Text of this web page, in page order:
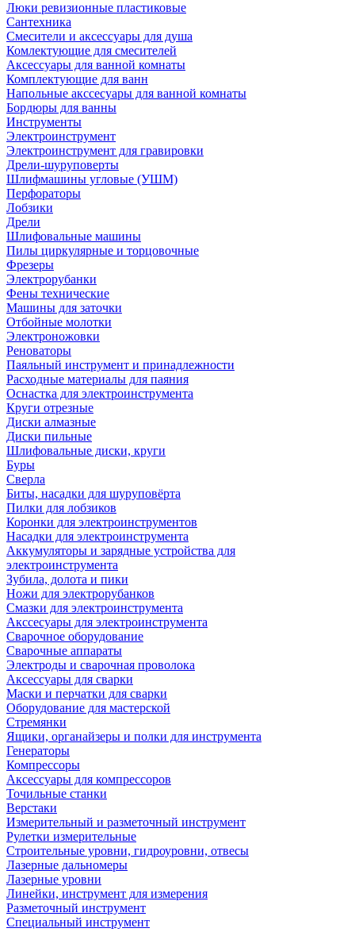
Люки ревизионные пластиковые
Сантехника
Смесители и аксессуары для душа
Комлектующие для смесителей
Аксессуары для ванной комнаты
Комплектующие для ванн
Напольные акссесуары для ванной комнаты
Бордюры для ванны
Инструменты
Электроинструмент
Электроинструмент для гравировки
Дрели-шуруповерты
Шлифмашины угловые (УШМ)
Перфораторы
Лобзики
Дрели
Шлифовальные машины
Пилы циркулярные и торцовочные
Фрезеры
Электрорубанки
Фены технические
Машины для заточки
Отбойные молотки
Электроножовки
Реноваторы
Паяльный инструмент и принадлежности
Расходные материалы для паяния
Оснастка для электроинструмента
Круги отрезные
Диски алмазные
Диски пильные
Шлифовальные диски, круги
Буры
Сверла
Биты, насадки для шуруповёрта
Пилки для лобзиков
Коронки для электроинструментов
Насадки для электроинструмента
Аккумуляторы и зарядные устройства для
электроинструмента
Зубила, долота и пики
Ножи для электрорубанков
Смазки для электроинструмента
Акссесуары для электроинструмента
Сварочное оборудование
Сварочные аппараты
Электроды и сварочная проволока
Аксессуары для сварки
Маски и перчатки для сварки
Оборудование для мастерской
Стремянки
Ящики, органайзеры и полки для инструмента
Генераторы
Компрессоры
Аксессуары для компрессоров
Точильные станки
Верстаки
Измерительный и разметочный инструмент
Рулетки измерительные
Строительные уровни, гидроуровни, отвесы
Лазерные дальномеры
Лазерные уровни
Линейки, инструмент для измерения
Разметочный инструмент
Специальный инструмент